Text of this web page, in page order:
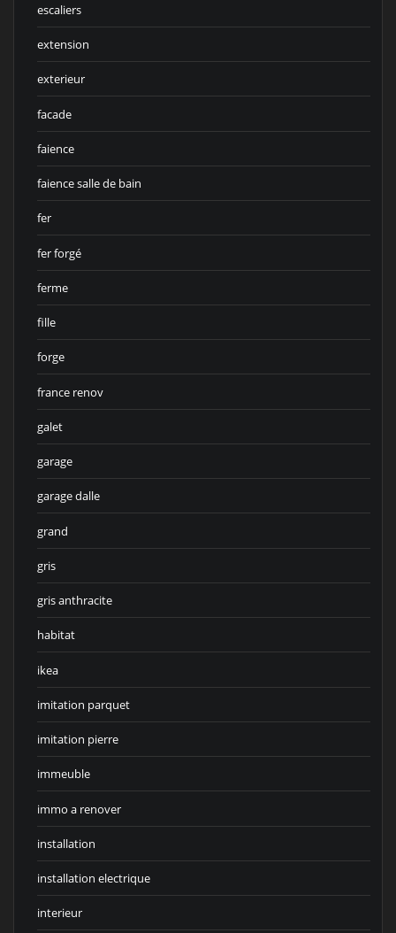
escaliers
extension
exterieur
facade
faience
faience salle de bain
fer
fer forgé
ferme
fille
forge
france renov
galet
garage
garage dalle
grand
gris
gris anthracite
habitat
ikea
imitation parquet
imitation pierre
immeuble
immo a renover
installation
installation electrique
interieur